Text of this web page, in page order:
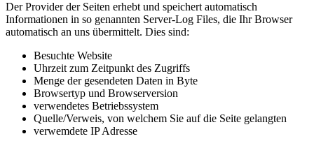
Der Provider der Seiten erhebt und speichert automatisch
Informationen in so genannten Server-Log Files, die Ihr Browser
automatisch an uns übermittelt. Dies sind:
Besuchte Website
Uhrzeit zum Zeitpunkt des Zugriffs
Menge der gesendeten Daten in Byte
Browsertyp und Browserversion
verwendetes Betriebssystem
Quelle/Verweis, von welchem Sie auf die Seite gelangten
verwemdete IP Adresse